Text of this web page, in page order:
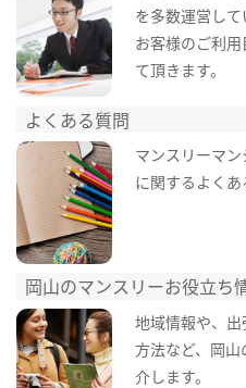
を多数運営して
お客様のご利
て頂きます。
よくある質問
マンスリーマ
に関するよくあ
岡山のマンスリーお役立ち
地域情報や、
方法など、岡
介します。